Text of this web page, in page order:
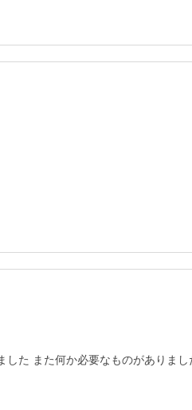
た また何か必要なものがありま